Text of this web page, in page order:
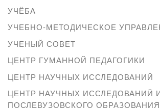
УЧЁБА
УЧЕБНО-МЕТОДИЧЕСКОЕ
УЧЕНЫЙ СОВЕТ
ЦЕНТР ГУМАННОЙ ПЕДАГОГИКИ
ЦЕНТР НАУЧНЫХ ИССЛЕДОВАНИЙ
ЦЕНТР НАУЧНЫХ ИССЛЕДОВАНИЙ
ПОСЛЕВУЗОВСКОГО ОБРАЗОВАНИЯ